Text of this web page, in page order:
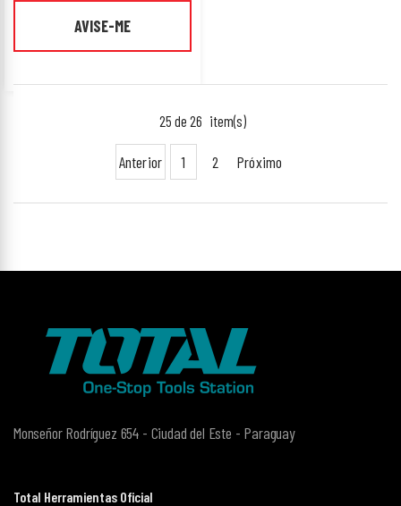
AVISE-ME
25 de 26 item(s)
Anterior 1 2 Próximo
Monseñor Rodríguez 654 - Ciudad del Este - Paraguay
Total Herramientas Oficial